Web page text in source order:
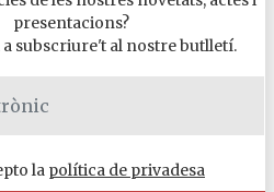
presentacions?
subscriure't al nostre butlletí.
la política de privadesa